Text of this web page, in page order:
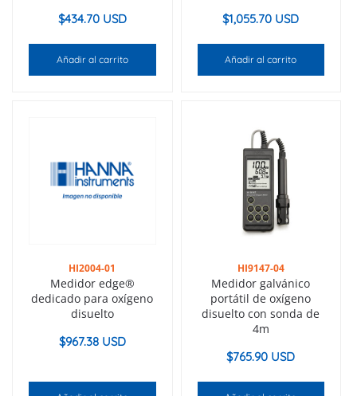
$434.70 USD
Añadir al carrito
$1,055.70 USD
Añadir al carrito
HI2004-01
Medidor edge®
dedicado para oxígeno
disuelto
$967.38 USD
HI9147-04
Medidor galvánico
portátil de oxígeno
disuelto con sonda de
4m
$765.90 USD